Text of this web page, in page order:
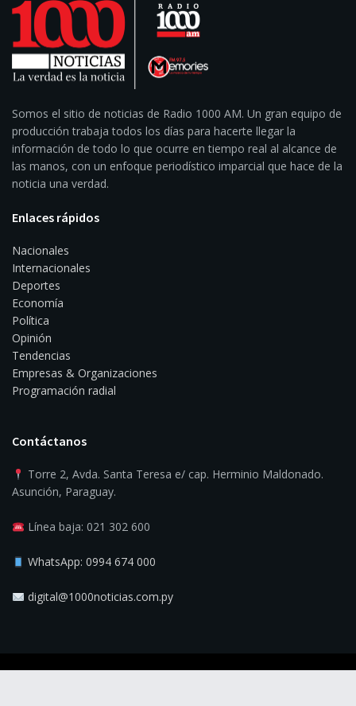
Somos el sitio de noticias de Radio 1000 AM. Un gran equipo de
producción trabaja todos los días para hacerte llegar la
información de todo lo que ocurre en tiempo real al alcance de
las manos, con un enfoque periodístico imparcial que hace de la
noticia una verdad.
Enlaces rápidos
Nacionales
Internacionales
Deportes
Economía
Política
Opinión
Tendencias
Empresas & Organizaciones
Programación radial
Contáctanos
Torre 2, Avda. Santa Teresa e/ cap. Herminio Maldonado.
Asunción, Paraguay.
Línea baja: 021 302 600
WhatsApp: 0994 674 000
digital@1000noticias.com.py